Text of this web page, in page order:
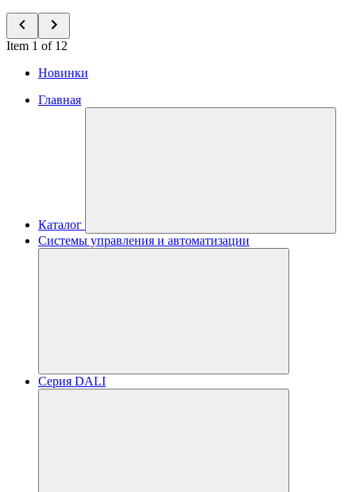
Item 1 of 12
Новинки
Главная
Каталог
Системы управления и автоматизации
Серия DALI